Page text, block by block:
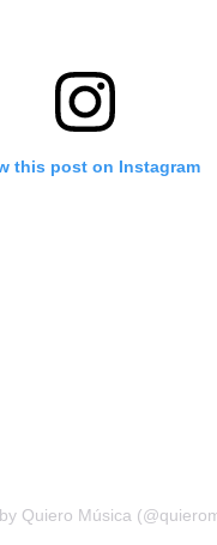
this post on Instagram
Quiero Música